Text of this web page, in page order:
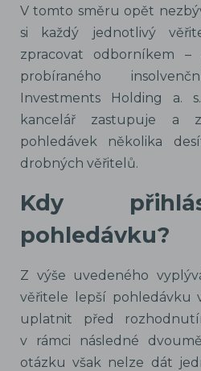
V tomto směru opět
si každý jednotlivý
zpracovat odborníkem –
probíraného
Investments Holding a.
kancelář zastupuje a
pohledávek několika
drobných věřitelů.
Kdy
pohledávku?
Z výše uvedeného
věřitele lepší pohledávku
uplatnit před
v rámci následné
otázku však nelze dát